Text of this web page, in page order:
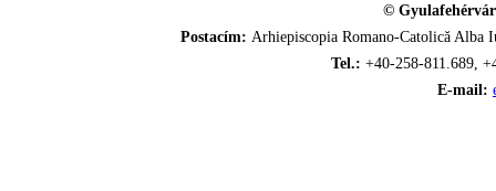
©
Postacím: Arhiepiscopia Romano-Catolică
Tel.: +40-258-811.689,
E-mail: